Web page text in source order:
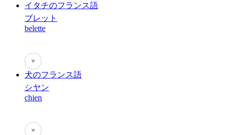
イタチのフランス語
ブレット
belette
♥
犬のフランス語
シヤン
chien
♥